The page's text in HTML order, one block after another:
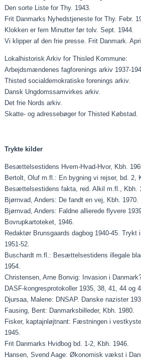
Den sorte Liste for Thy. 1943.
Frit Danmarks Nyhedstjeneste for Thy. Febr.
Klokken er fem Minutter før tolv. Sept. 1944.
Vi klipper af den frie presse. Frit Danmark.
Lokalhistorisk Arkiv for Thisled Kommune:
Arbejdsmændenes fagforenings arkiv 1937-
Thisted socialdemokratiske forenings arkiv.
Dansk Ungdomssamvirkes arkiv.
Det frie Nords arkiv.
Skatte- og adressebøger for Thisted Købstad.
Trykte kilder
Besættelsestidens Hvem-Hvad-Hvor, Kbh.
Bertolt, Oluf m.fl.: En bygning vi rejser, bd. 2,
Besættelsestidens fakta, red. Alkil m.fl., Kbh.
Bjørnvad, Anders: De fandt en vej, Kbh. 1970.
Bjørnvad, Anders: Faldne allierede flyvere
Bovrupkartoteket, 1946.
Redaktør Brunsgaards dagbog 1940-45. Trykt
1951-52.
Buschardt m.fl.: Besættelsestidens illegale
1954.
Christensen, Arne Bonvig: Invasion i
DASF-kongresprotokoller 1935, 38, 41, 44 og
Djursaa, Malene: DNSAP. Danske nazister
Fausing, Bent: Danmarksbilleder, Kbh. 1980.
Fisker, kaptajnløjtnant: Fæstningen i
1945.
Frit Danmarks Hvidbog bd. 1-2, Kbh. 1946.
Hansen, Svend Aage: Økonomisk vækst i